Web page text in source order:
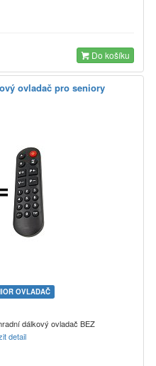
Do košíku
ovladač pro seniory
OVLADAČ
dálkový ovladač BEZ
detail